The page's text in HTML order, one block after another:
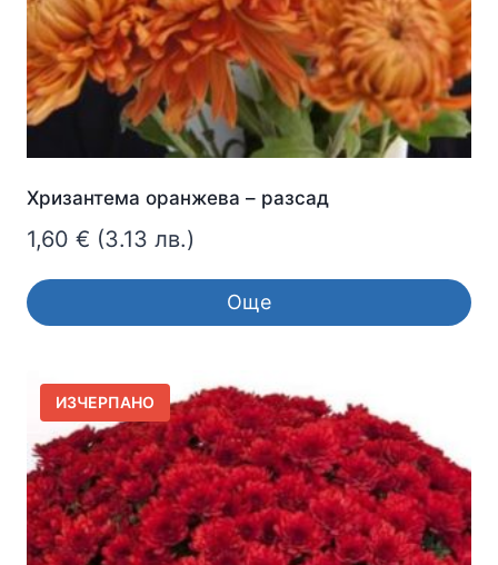
Хризантема оранжева – разсад
1,60 € (3.13 лв.)
Още
ИЗЧЕРПАНО